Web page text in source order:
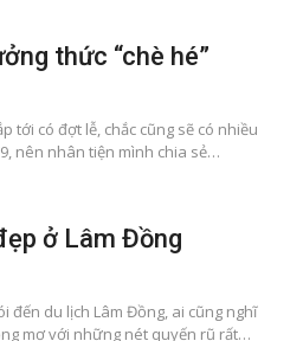
thức “chè hé”
tới có đợt lễ, chắc cũng sẽ có nhiều
nên nhân tiện mình chia sẻ…
ở Lâm Đồng
đến du lịch Lâm Đồng, ai cũng nghĩ
mơ với những nét quyến rũ rất…